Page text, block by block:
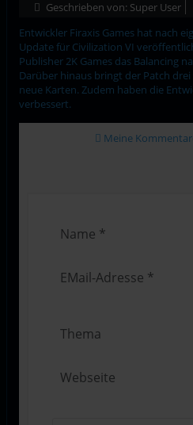
Geschrieben von: Super User
Entwickler Firaxis Games hat nach
Update für Civilization VI
Publisher 2K Games das Balancing
Darüber hinaus bringt der Patch
neue Karten. Zudem haben die
verbessert.
Meine